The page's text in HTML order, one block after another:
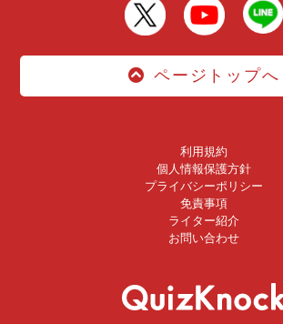
ページトップへ
利用規約
個人情報保護方針
プライバシーポリシー
免責事項
ライター紹介
お問い合わせ